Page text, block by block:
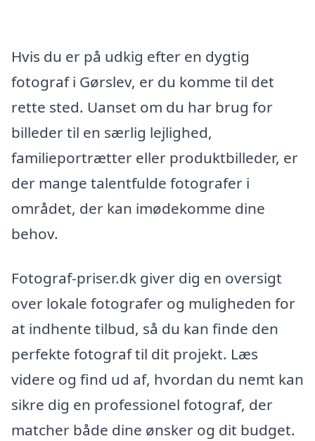
Hvis du er på udkig efter en dygtig
fotograf i Gørslev, er du komme til det
rette sted. Uanset om du har brug for
billeder til en særlig lejlighed,
familieportrætter eller produktbilleder, er
der mange talentfulde fotografer i
området, der kan imødekomme dine
behov.
Fotograf-priser.dk giver dig en oversigt
over lokale fotografer og muligheden for
at indhente tilbud, så du kan finde den
perfekte fotograf til dit projekt. Læs
videre og find ud af, hvordan du nemt kan
sikre dig en professionel fotograf, der
matcher både dine ønsker og dit budget.